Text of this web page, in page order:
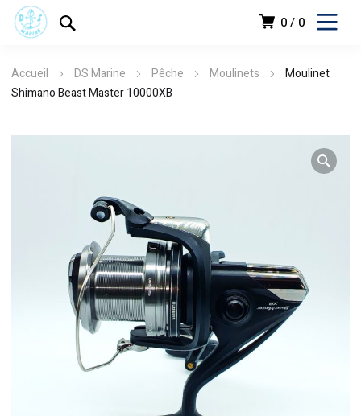
0 0
Accueil DS Marine Pêche Moulinets
Moulinet
Shimano Beast Master 10000XB